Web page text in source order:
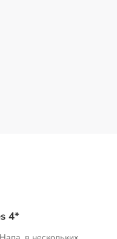
4*